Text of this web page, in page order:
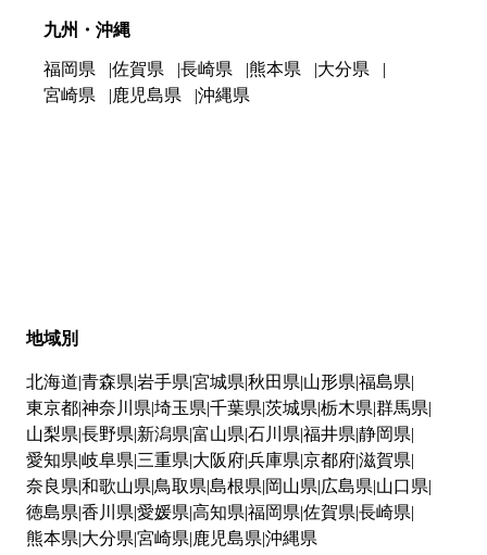
九州・沖縄
福岡県 佐賀県 長崎県 熊本県
大分県
宮崎県
鹿児島県 沖縄県
地域別
北海道 青森県 岩手県 宮城県 秋田県 山形県 福島県
東京都神奈川県 埼玉県 千葉県 茨城県 栃木県 群馬県
山梨県 長野県 新潟県 富山県 石川県 福井県 静岡県
愛知県 岐阜県 三重県 大阪府兵庫県 京都府滋賀県
奈良県 和歌山県 鳥取県 島根県 岡山県 広島県 山口県
徳島県 香川県 愛媛県 高知県 福岡県 佐賀県 長崎県
熊本県 大分県 宮崎県 鹿児島県 沖縄県